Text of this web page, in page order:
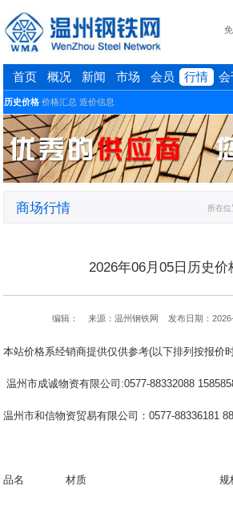
首页 概况 新闻 市场 会员 行情 会
历史价格 价格汇总 造价信息
所在位
商场行情
2026年06月05日历史价
编辑： 来源：温州钢铁网 发布日期：
本站价格系经销商提供仅供参考(以下排列按报价
温州市成诚物资有限公司 :0577-88332088
温州市和信物资贸易有限公司：0577-88336181
品名 材质 规